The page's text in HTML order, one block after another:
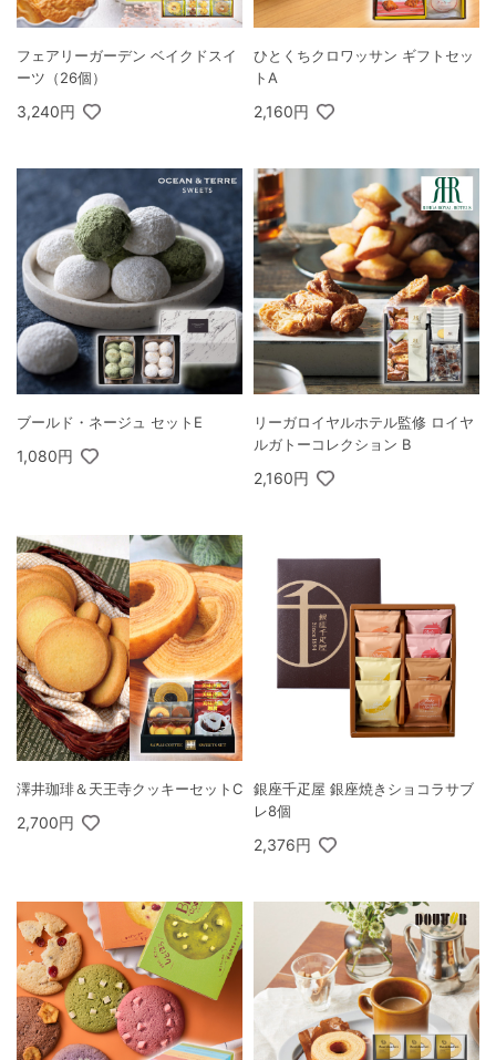
フェアリーガーデン ベイクドスイ
ーツ（26個）
3,240円
ひとくちクロワッサン ギフトセッ
トA
2,160円
ブールド・ネージュ セットE
1,080円
リーガロイヤルホテル監修 ロイヤ
ルガトーコレクション B
2,160円
澤井珈琲＆天王寺クッキーセットC
2,700円
銀座千疋屋 銀座焼きショコラサブ
レ8個
2,376円